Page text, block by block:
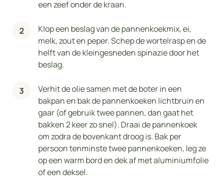
een zeef onder de kraan.
Klop een beslag van de pannenkoekmix, ei,
melk, zout en peper. Schep de wortelrasp en de
helft van de kleingesneden spinazie door het
beslag.
Verhit de olie samen met de boter in een
bakpan en bak de pannenkoeken lichtbruin en
gaar (of gebruik twee pannen, dan gaat het
bakken 2 keer zo snel). Draai de pannenkoek
om zodra de bovenkant droog is. Bak per
persoon tenminste twee pannenkoeken, leg ze
op een warm bord en dek af met aluminiumfolie
of een deksel.